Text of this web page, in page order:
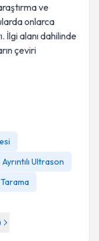
ve
onlarca
İlgi alanı dahilinde
çeviri
Ayrıntılı Ultrason